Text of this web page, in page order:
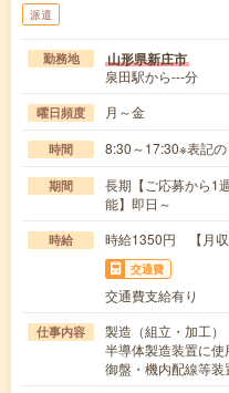
派遣
勤務地 山形県新庄市
泉田駅から---分
曜日頻度 月～金
時間 8:30～17:30※表記の
期間
長期【ご応募から1
能】即日～
時給 時給1350円 【月収
交通費
交通費支給有り
仕事内容
製造（組立・加工）
半導体製造装置に
御盤・機内配線等